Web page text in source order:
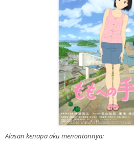
Alasan kenapa aku menontonnya: